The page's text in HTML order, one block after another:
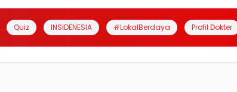
Quiz INSIDENESIA #LokalBerdaya Profil Dokter